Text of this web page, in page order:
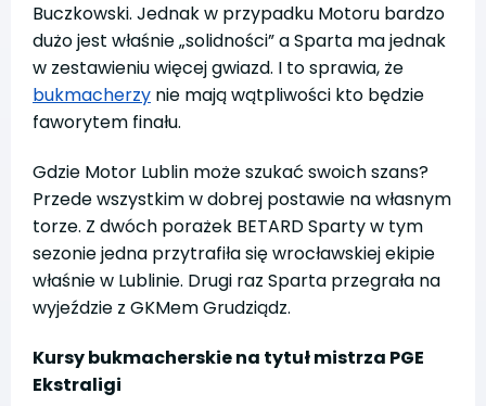
Buczkowski. Jednak w przypadku Motoru bardzo
dużo jest właśnie „solidności” a Sparta ma jednak
w zestawieniu więcej gwiazd. I to sprawia, że
bukmacherzy nie mają wątpliwości kto będzie
faworytem finału.
Gdzie Motor Lublin może szukać swoich szans?
Przede wszystkim w dobrej postawie na własnym
torze. Z dwóch porażek BETARD Sparty w tym
sezonie jedna przytrafiła się wrocławskiej ekipie
właśnie w Lublinie. Drugi raz Sparta przegrała na
wyjeździe z GKMem Grudziądz.
Kursy bukmacherskie na tytuł mistrza PGE
Ekstraligi